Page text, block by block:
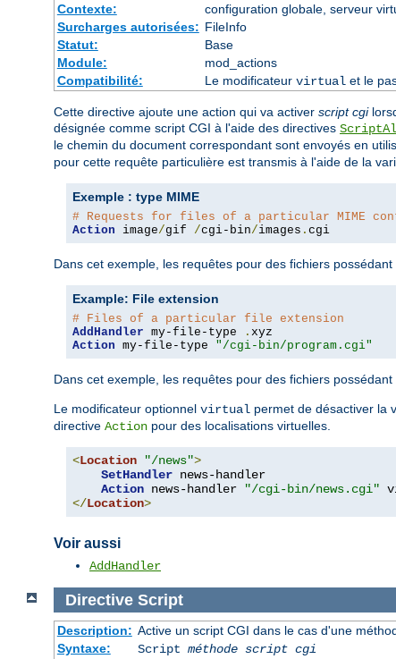
Contexte:
configuration globale, serveur
Surcharges autorisées: FileInfo
Statut:
Base
Module:
mod_actions
Compatibilité:
Le modificateur virtual et le
Cette directive ajoute une action qui va activer script cgi
désignée comme script CGI à l'aide des directives
le chemin du document correspondant sont envoyés en
pour cette requête particulière est transmis à l'aide de la
Exemple : type MIME
# Requests for files of a particular MIME
Action image/gif /cgi-bin/images . cgi
Dans cet exemple, les requêtes pour des fichiers
Example: File extension
# Files of a particular file extension
AddHandler my-file-type .
Action my-file-type "/cgi-bin/program.cgi"
Dans cet exemple, les requêtes pour des fichiers possédant
Le modificateur optionnel virtual permet de désactiver la
directive Action pour des localisations virtuelles.
<Location "/news">
SetHandler news-handler
Action news-handler "/cgi-bin/news.cgi"
</Location>
Voir aussi
AddHandler
Directive Script
Description: Active un script CGI dans le cas d'une
Syntaxe:
Script méthode script cgi